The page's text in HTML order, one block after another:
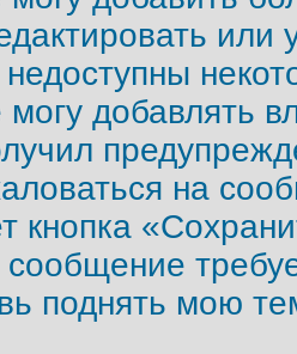
или
добавлять
на
кнопка
поднять мою